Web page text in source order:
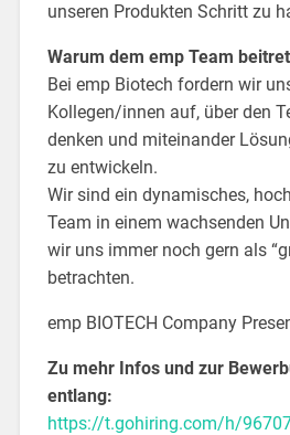
unseren Produkten Schritt zu
Warum dem emp Team
Bei emp Biotech fordern wir
Kollegen/innen auf, über den
denken und miteinander
zu entwickeln.
Wir sind ein dynamisches,
Team in einem wachsenden
wir uns immer noch gern als
betrachten.
emp BIOTECH Company
Zu mehr Infos und zur
entlang:
https://t.gohiring.com/h/